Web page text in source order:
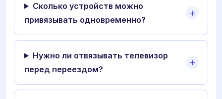
Сколько устройств можно
привязывать одновременно?
Нужно ли отвязывать телевизор
перед переездом?